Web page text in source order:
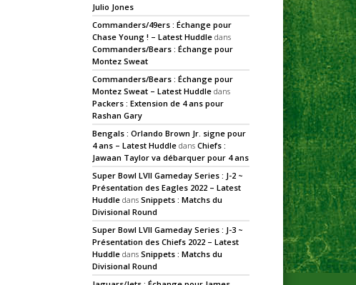
Julio Jones
Commanders/49ers : Échange pour
Chase Young ! – Latest Huddle dans
Commanders/Bears : Échange pour
Montez Sweat
Commanders/Bears : Échange pour
Montez Sweat – Latest Huddle dans
Packers : Extension de 4 ans pour
Rashan Gary
Bengals : Orlando Brown Jr. signe pour
4 ans – Latest Huddle dansChiefs :
Jawaan Taylor va débarquer pour 4 ans
Super Bowl LVII Gameday Series : J-2 ~
Présentation des Eagles 2022 – Latest
Huddle dansSnippets : Matchs du
Divisional Round
Super Bowl LVII Gameday Series : J-3 ~
Présentation des Chiefs 2022 – Latest
Huddle dansSnippets : Matchs du
Divisional Round